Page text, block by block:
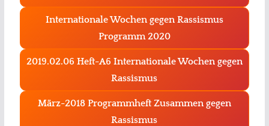
Internationale Wochen gegen Rassismus
Programm 2020
2019.02.06 Heft-A6 InternationaleWochen gegen
Rassismus
März-2018 Programmheft Zusammen gegen
Rassismus